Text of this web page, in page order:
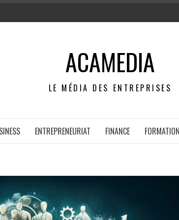
ACAMEDIA
LE MÉDIA DES ENTREPRISES
ENTREPRENEURIAT FINANCE FORMATION